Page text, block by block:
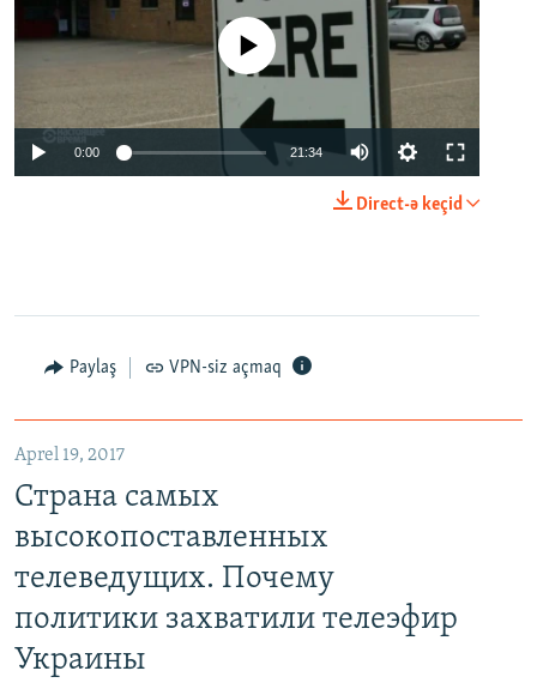
No media source currently available
0:00 21:34
Direct-ə keçid
Paylaş VPN-siz açmaq
Aprel 19, 2017
Страна самых
высокопоставленных
телеведущих. Почему
политики захватили телеэфир
Украины